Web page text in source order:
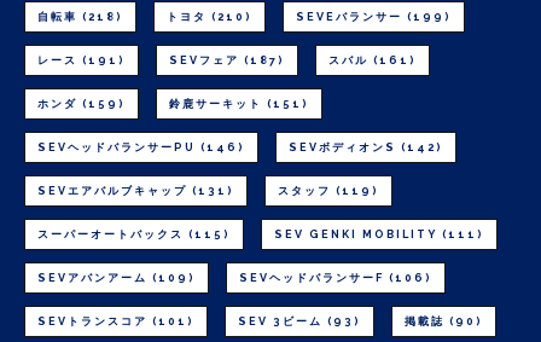
自転車 (218) トヨタ (210) SEVEバランサー (199)
レース (191) SEVフェア (187) スバル (161)
ホンダ (159) 鈴鹿サーキット (151)
SEVヘッドバランサーPU (146) SEVボディオンS (142)
SEVエアバルブキャップ (131) スタッフ (119)
スーパーオートバックス (115) SEV GENKI MOBILITY (111)
SEVアバンアーム (109) SEVヘッドバランサーF (106)
SEVトランスコア (101) SEV 3ビーム (93) 掲載誌 (90)